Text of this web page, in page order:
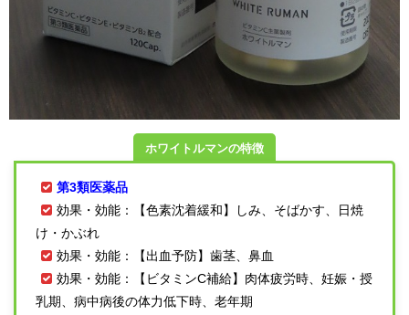
ホワイトルマンの特徴
第3類医薬品
効果・効能：【色素沈着緩和】しみ、そばかす、日焼
け・かぶれ
効果・効能：【出血予防】歯茎、鼻血
効果・効能：【ビタミンC補給】肉体疲労時、妊娠・授
乳期、病中病後の体力低下時、老年期